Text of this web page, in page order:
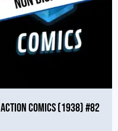
ACTION COMICS (1938) #82